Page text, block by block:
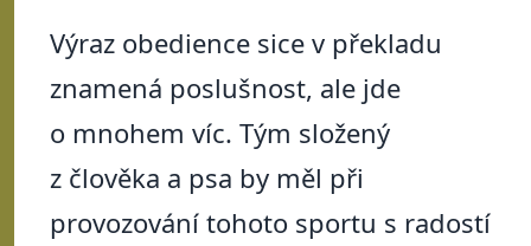
Výraz obedience sice v překladu
znamená poslušnost, ale jde
o mnohem víc. Tým složený
z člověka a psa by měl při
provozování tohoto sportu s radostí